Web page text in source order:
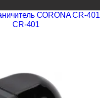
CORONA CR-401
CR-401